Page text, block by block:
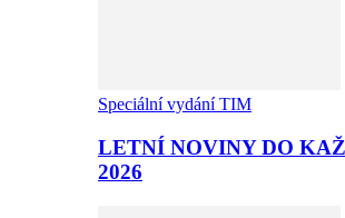
Speciální vydání TIM
LETNÍ NOVINY DO
2026